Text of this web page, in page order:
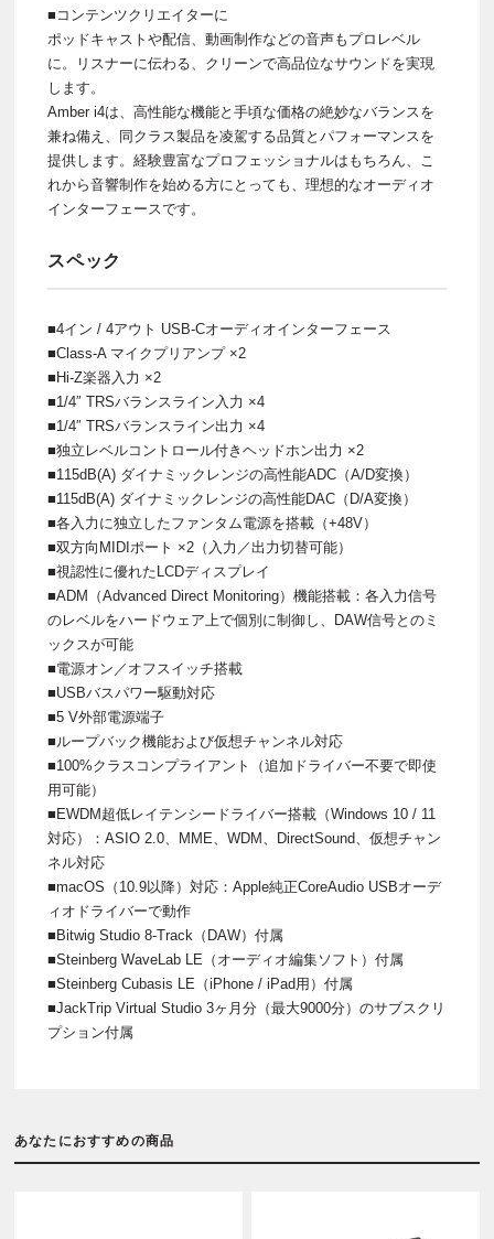
■コンテンツクリエイターに
ポッドキャストや配信、動画制作などの音声もプロレベル
に。リスナーに伝わる、クリーンで高品位なサウンドを実現
します。
Amber i4は、高性能な機能と手頃な価格の絶妙なバランスを
兼ね備え、同クラス製品を凌駕する品質とパフォーマンスを
提供します。経験豊富なプロフェッショナルはもちろん、こ
れから音響制作を始める方にとっても、理想的なオーディオ
インターフェースです。
スペック
■4イン / 4アウト USB-Cオーディオインターフェース
■Class-A マイクプリアンプ ×2
■Hi-Z楽器入力 ×2
■1/4″ TRSバランスライン入力 ×4
■1/4″ TRSバランスライン出力 ×4
■独立レベルコントロール付きヘッドホン出力 ×2
■115dB(A) ダイナミックレンジの高性能ADC（A/D変換）
■115dB(A) ダイナミックレンジの高性能DAC（D/A変換）
■各入力に独立したファンタム電源を搭載（+48V）
■双方向MIDIポート ×2（入力／出力切替可能）
■視認性に優れたLCDディスプレイ
■ADM（Advanced Direct Monitoring）機能搭載：各入力信号
のレベルをハードウェア上で個別に制御し、DAW信号とのミ
ックスが可能
■電源オン／オフスイッチ搭載
■USBバスパワー駆動対応
■5 V外部電源端子
■ループバック機能および仮想チャンネル対応
■100%クラスコンプライアント（追加ドライバー不要で即使
用可能）
■EWDM超低レイテンシードライバー搭載（Windows 10 / 11
対応）：ASIO 2.0、MME、WDM、DirectSound、仮想チャン
ネル対応
■macOS（10.9以降）対応：Apple純正CoreAudio USBオーデ
ィオドライバーで動作
■Bitwig Studio 8-Track（DAW）付属
■Steinberg WaveLab LE（オーディオ編集ソフト）付属
■Steinberg Cubasis LE（iPhone / iPad用）付属
■JackTrip Virtual Studio 3ヶ月分（最大9000分）のサブスクリ
プション付属
あなたにおすすめの商品